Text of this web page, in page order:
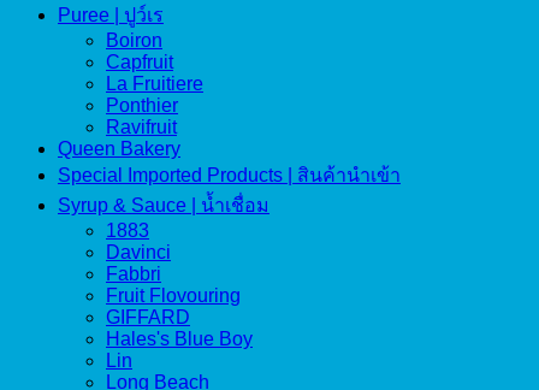
Puree | ปูว์เร
Boiron
Capfruit
La Fruitiere
Ponthier
Ravifruit
Queen Bakery
Special Imported Products | สินค้านำเข้า
Syrup & Sauce | น้ำเชื่อม
1883
Davinci
Fabbri
Fruit Flovouring
GIFFARD
Hales's Blue Boy
Lin
Long Beach